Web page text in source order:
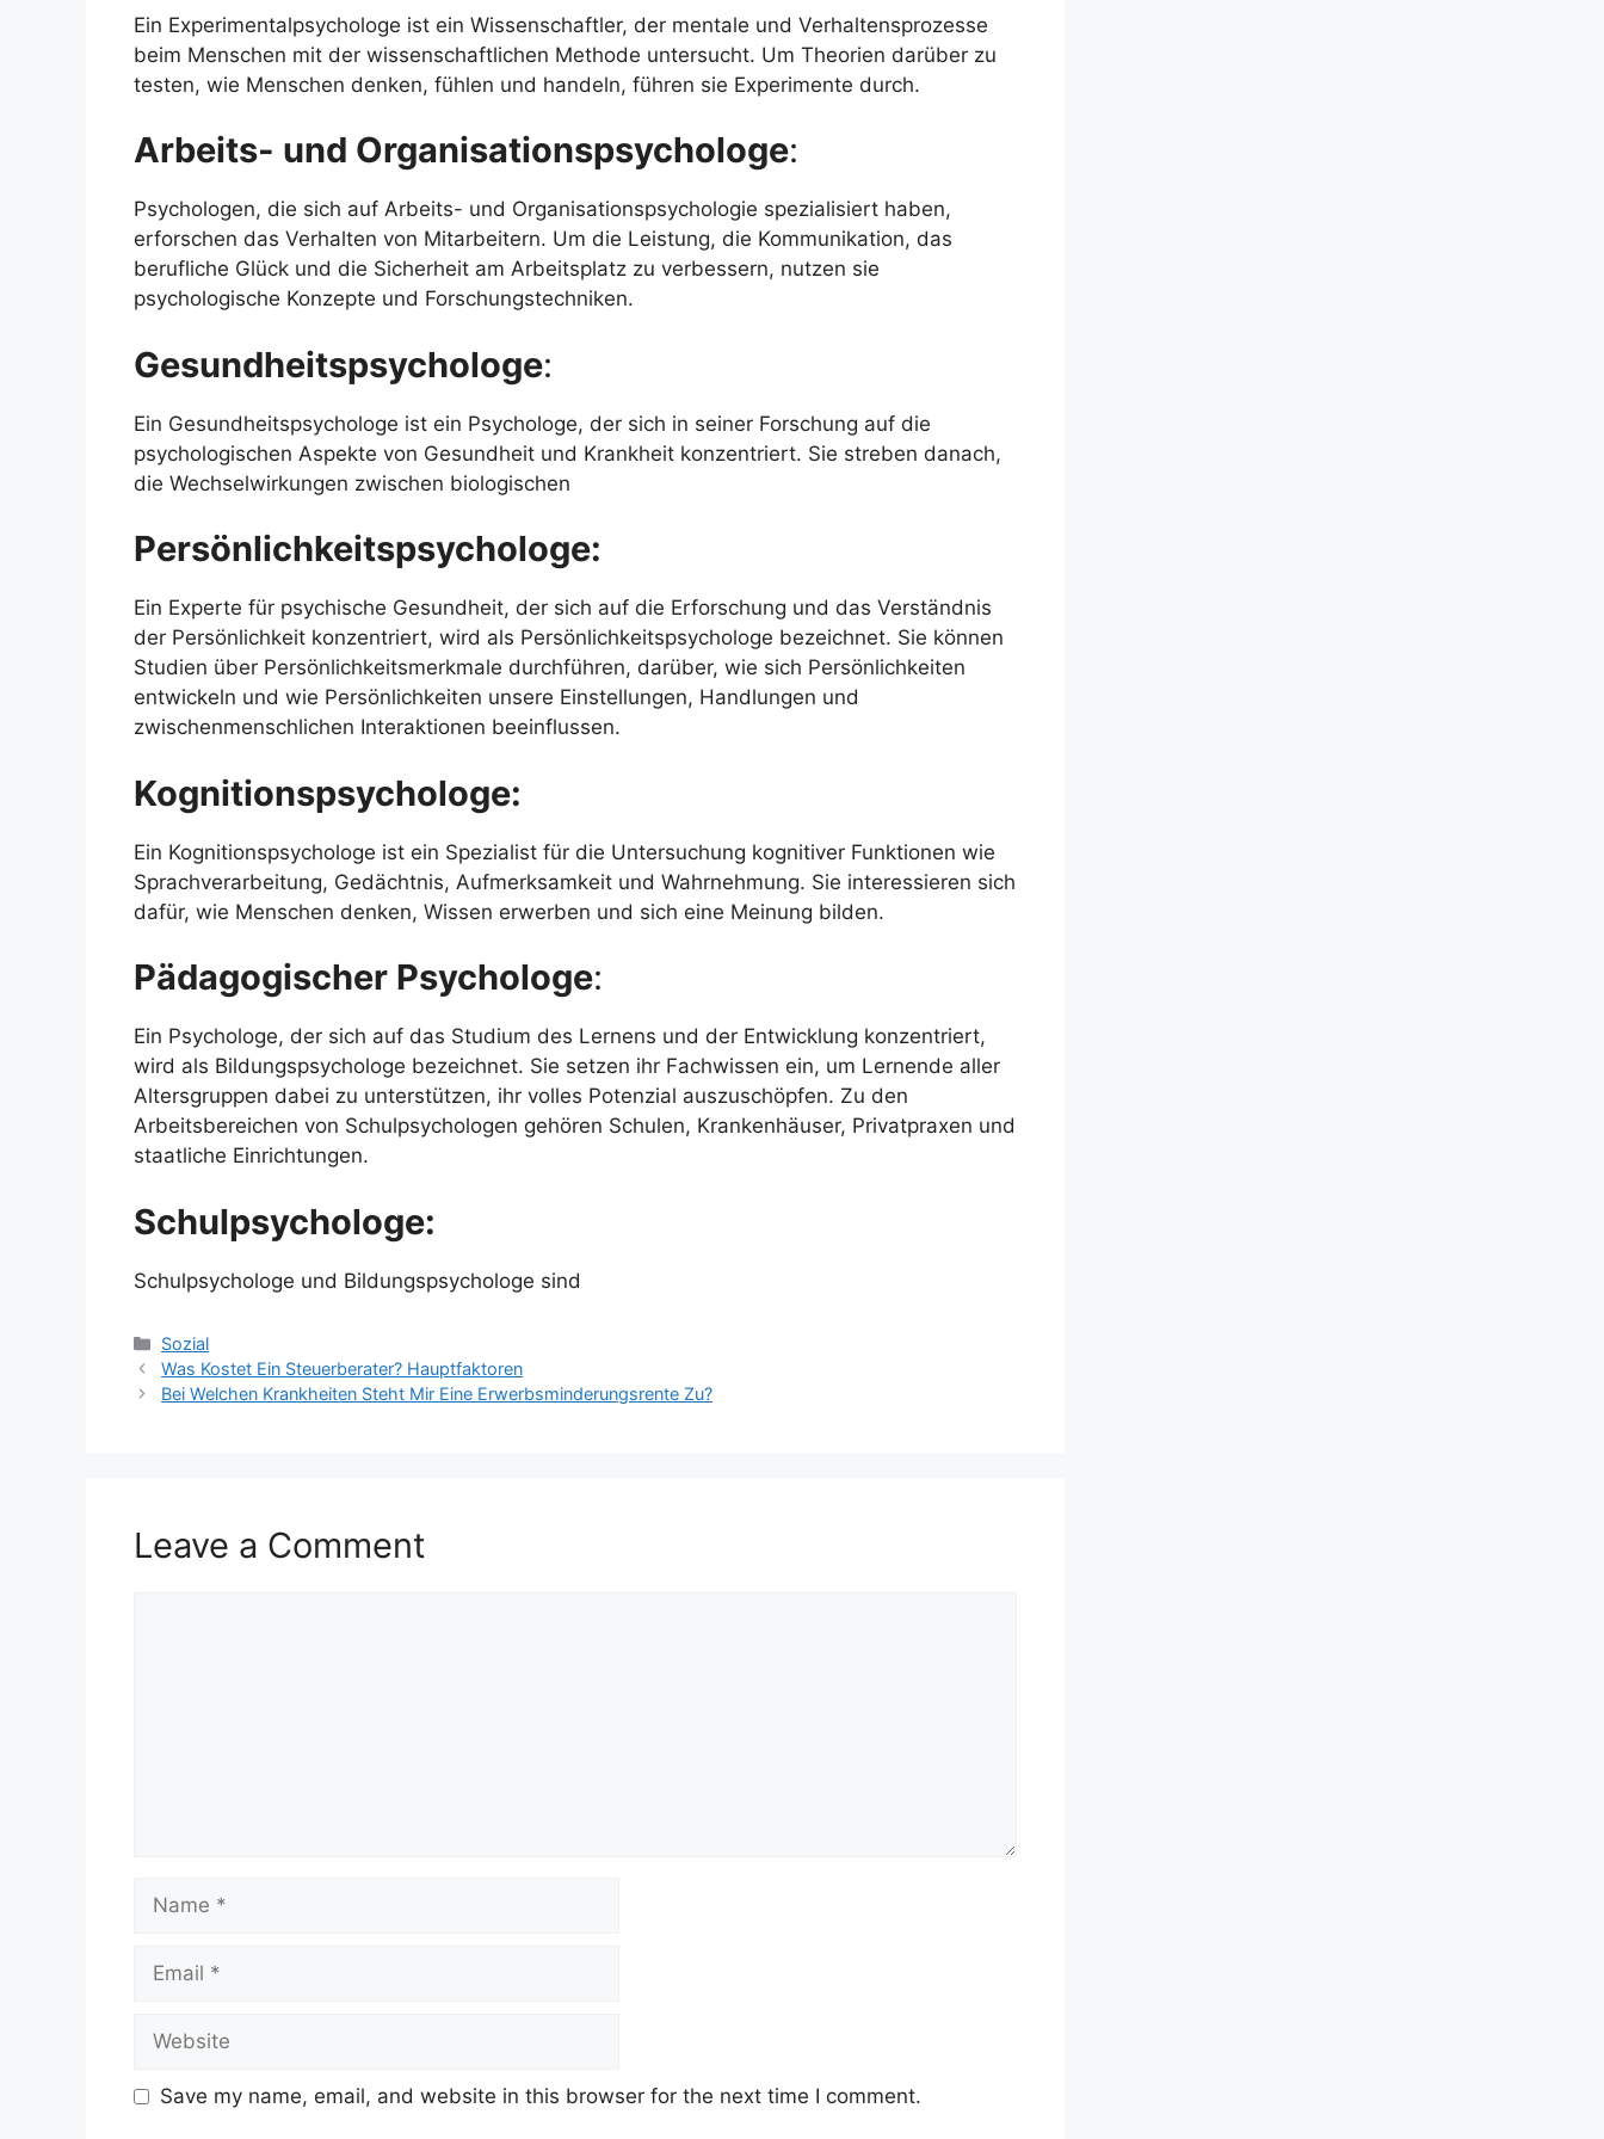
Ein Experimentalpsychologe ist ein Wissenschaftler, der mentale und Verhaltensprozesse
beim Menschen mit der wissenschaftlichen Methode untersucht. Um Theorien darüber zu
testen, wie Menschen denken, fühlen und handeln, führen sie Experimente durch.
Arbeits- und Organisationspsychologe:
Psychologen, die sich auf Arbeits- und Organisationspsychologie spezialisiert haben,
erforschen das Verhalten von Mitarbeitern. Um die Leistung, die Kommunikation, das
berufliche Glück und die Sicherheit am Arbeitsplatz zu verbessern, nutzen sie
psychologische Konzepte und Forschungstechniken.
Gesundheitspsychologe:
Ein Gesundheitspsychologe ist ein Psychologe, der sich in seiner Forschung auf die
psychologischen Aspekte von Gesundheit und Krankheit konzentriert. Sie streben danach,
die Wechselwirkungen zwischen biologischen
Persönlichkeitspsychologe:
Ein Experte für psychische Gesundheit, der sich auf die Erforschung und das Verständnis
der Persönlichkeit konzentriert, wird als Persönlichkeitspsychologe bezeichnet. Sie können
Studien über Persönlichkeitsmerkmale durchführen, darüber, wie sich Persönlichkeiten
entwickeln und wie Persönlichkeiten unsere Einstellungen, Handlungen und
zwischenmenschlichen Interaktionen beeinflussen.
Kognitionspsychologe:
Ein Kognitionspsychologe ist ein Spezialist für die Untersuchung kognitiver Funktionen wie
Sprachverarbeitung, Gedächtnis, Aufmerksamkeit und Wahrnehmung. Sie interessieren sich
dafür, wie Menschen denken, Wissen erwerben und sich eine Meinung bilden.
Pädagogischer Psychologe:
Ein Psychologe, der sich auf das Studium des Lernens und der Entwicklung konzentriert,
wird als Bildungspsychologe bezeichnet. Sie setzen ihr Fachwissen ein, um Lernende aller
Altersgruppen dabei zu unterstützen, ihr volles Potenzial auszuschöpfen. Zu den
Arbeitsbereichen von Schulpsychologen gehören Schulen, Krankenhäuser, Privatpraxen und
staatliche Einrichtungen.
Schulpsychologe:
Schulpsychologe und Bildungspsychologe sind
Categories
Sozial
Was Kostet Ein Steuerberater? Hauptfaktoren
Bei Welchen Krankheiten Steht Mir Eine Erwerbsminderungsrente Zu?
Leave a Comment
Save my name, email, and website in this browser for the next time I comment.